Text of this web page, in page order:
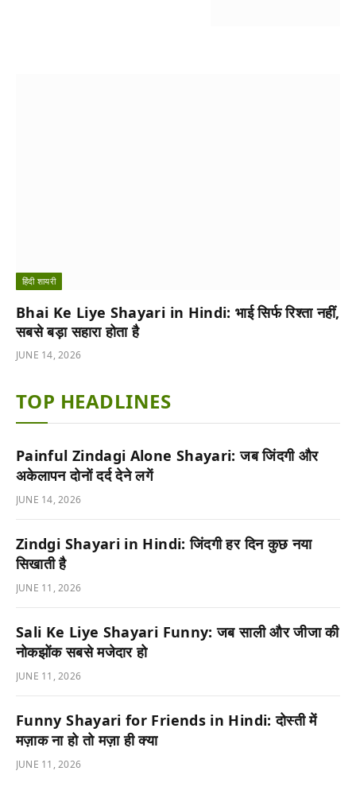
हिंदी शायरी
Bhai Ke Liye Shayari in Hindi: भाई सिर्फ रिश्ता नहीं,
सबसे बड़ा सहारा होता है
JUNE 14, 2026
TOP HEADLINES
Painful Zindagi Alone Shayari: जब जिंदगी और
अकेलापन दोनों दर्द देने लगें
JUNE 14, 2026
Zindgi Shayari in Hindi: जिंदगी हर दिन कुछ नया
सिखाती है
JUNE 11, 2026
Sali Ke Liye Shayari Funny: जब साली और जीजा की
नोकझोंक सबसे मजेदार हो
JUNE 11, 2026
Funny Shayari for Friends in Hindi: दोस्ती में
मज़ाक ना हो तो मज़ा ही क्या
JUNE 11, 2026